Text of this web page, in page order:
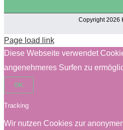
Copyright 2026
Page load link
Diese Webseite verwendet
angenehmeres Surfen zu
OK
Tracking
Wir nutzen Cookies zur